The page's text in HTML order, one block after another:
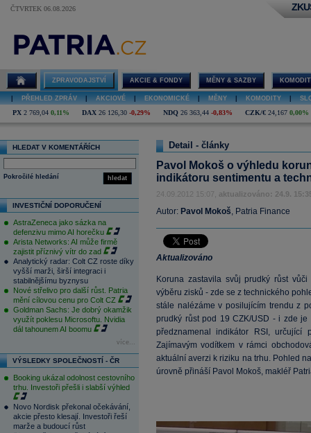
ČTVRTEK 06.08.2026
ZPRAVODAJSTVÍ AKCIE & FONDY MĚNY & SAZBY
PŘEHLED ZPRÁV AKCIOVÉ EKONOMICKÉ MĚNY KOMODITY
PX 2 769,04 0,11% DAX 26 126,30 -0,29% NDQ 26 363,44 -0,83% CZK/€ 24,167 0,00%
HLEDAT V KOMENTÁŘÍCH
hledat
Pokročilé hledání
INVESTIČNÍ DOPORUČENÍ
AstraZeneca jako sázka na
defenzivu mimo AI horečku
Arista Networks: AI může firmě
zajistit příznivý vítr do zad
Analytický radar: Colt CZ roste díky
vyšší marži, širší integraci i
stabilnějšímu byznysu
Nové střelivo pro další růst. Patria
mění cílovou cenu pro Colt CZ
Goldman Sachs: Je dobrý okamžik
využít poklesu Microsoftu. Nvidia
dál tahounem AI boomu
více...
VÝSLEDKY SPOLEČNOSTÍ - ČR
Booking ukázal odolnost cestovního
trhu. Investoři přešli i slabší výhled
Novo Nordisk překonal očekávání,
akcie přesto klesají. Investoři řeší
marže a budoucí růst
Detail - články
Pavol Mokoš o výhledu
indikátoru sentimentu a
24.09.2012 15:07, aktualizováno: 24.9.
Autor: Pavol Mokoš, Patria Finance
Aktualizováno
Koruna zastavila svůj prudký růst
výběru zisků - zde se z technického
stále nalézáme v posilujícím trendu z
prudký růst pod 19 CZK/USD - i zde
předznamenal indikátor RSI, určující
Zajímavým vodítkem v rámci
aktuální averzi k riziku na trhu. Pohled
úrovně přináší Pavol Mokoš, makléř